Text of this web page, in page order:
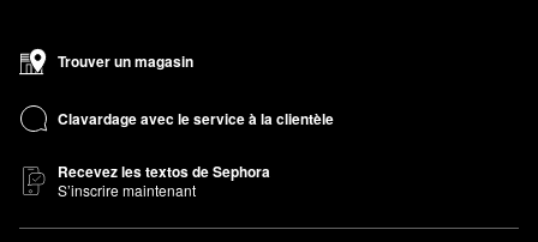
Trouver un magasin
Clavardage avec le service à la clientèle
Recevez les textos de Sephora
S’inscrire maintenant